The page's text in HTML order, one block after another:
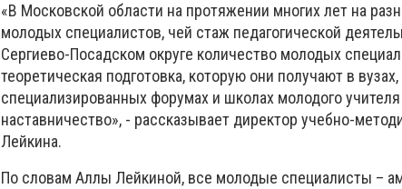
«В Московской области на протяжении многих лет на
молодых специалистов, чей стаж педагогической
Сергиево-Посадском округе количество молодых
теоретическая подготовка, которую они получают в
специализированных форумах и школах молодого
наставничество», - рассказывает директор учебно-
Лейкина.
По словам Аллы Лейкиной, все молодые специалисты –